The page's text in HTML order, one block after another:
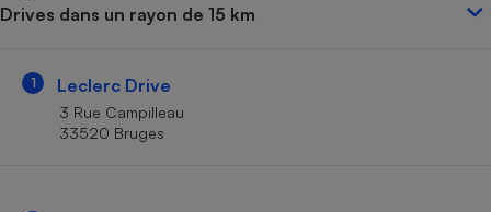
Drives dans un rayon de 15 km
1 Leclerc Drive
3 Rue Campilleau
33520 Bruges